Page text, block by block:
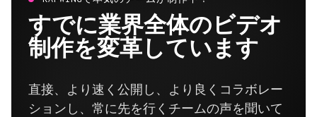
すでに業界全体のビデオ
制作を変革しています
直接、より速く公開し、より良くコラボレー
ションし、常に先を行くチームの声を聞いて